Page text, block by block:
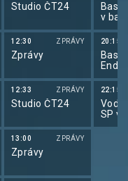
Studio ČT24
12:30 ZPRÁVY
Zprávy
12:33 ZPRÁVY
Studio ČT24
13:00 ZPRÁVY
Zprávy
v
3x3
20:15
22:15
SP